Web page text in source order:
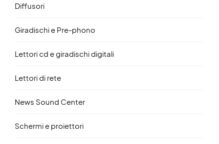
Diffusori
Giradischi e Pre-phono
Lettori cd e giradischi digitali
Lettori di rete
News Sound Center
Schermi e proiettori